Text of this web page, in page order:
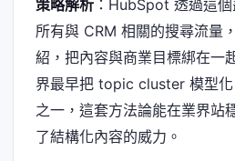
策略解析 ：HubSpot 透過這
所有與 CRM 相關的搜尋流量
紹，把內容與商業目標綁在一
界最早把 topic cluster 模型
之一，這套方法論能在業界站
了結構化內容的威力。